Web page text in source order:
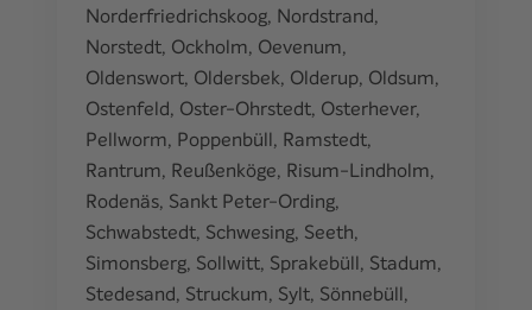
Norderfriedrichskoog, Nordstrand,
Norstedt, Ockholm, Oevenum,
Oldenswort, Oldersbek, Olderup, Oldsum,
Ostenfeld, Oster-Ohrstedt, Osterhever,
Pellworm, Poppenbüll, Ramstedt,
Rantrum, Reußenköge, Risum-Lindholm,
Rodenäs, Sankt Peter-Ording,
Schwabstedt, Schwesing, Seeth,
Simonsberg, Sollwitt, Sprakebüll, Stadum,
Stedesand, Struckum, Sylt, Sönnebüll,